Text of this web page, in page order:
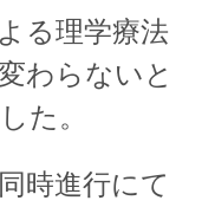
る理学療法
わらないと
た。
時進行にて